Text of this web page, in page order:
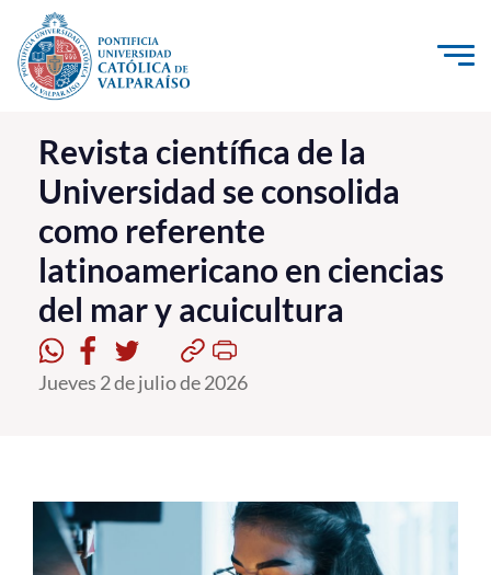
Click acá para ir directamente al contenido
La Universidad
Investigación, Creación e Innovación
PUCV Internacional
Vinculación con el Medio
Admisión
Pregrado
Estudiantes
Revista científica de la
Universidad se consolida
como referente
latinoamericano en ciencias
del mar y acuicultura
Jueves 2 de julio de 2026